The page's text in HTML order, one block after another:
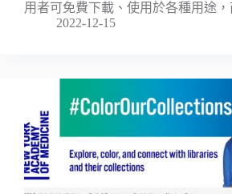
用者可免費下載、使用於各種用途
2022-12-15